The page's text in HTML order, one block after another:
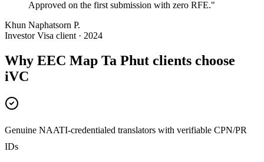
Approved on the first submission with zero RFE."
Khun Naphatsorn P.
Investor Visa client · 2024
Why EEC Map Ta Phut clients choose
iVC
Genuine NAATI-credentialed translators with verifiable CPN/PR
IDs